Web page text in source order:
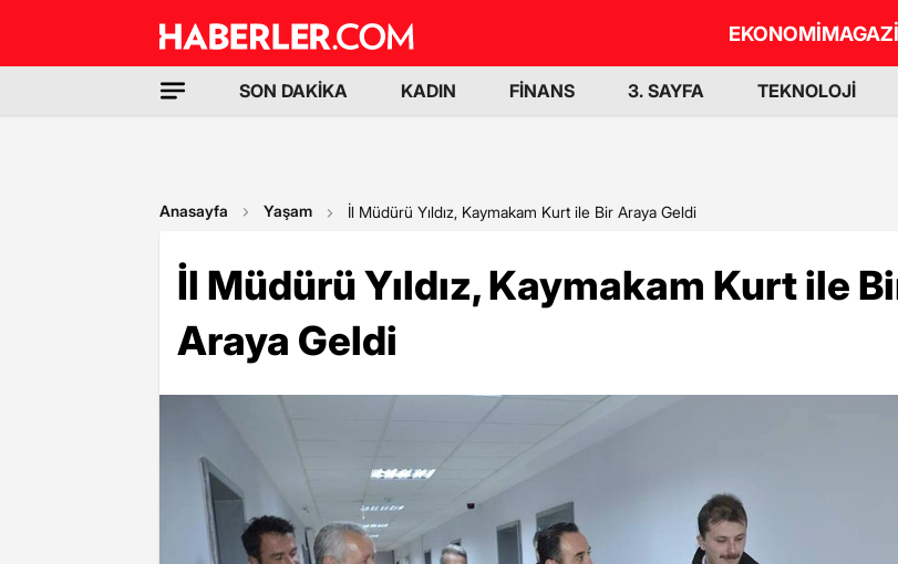
EKONOMİ
SON DAKİKA KADIN FİNANS 3. SAYFA TEKNOLOJİ
Anasayfa Yaşam İl Müdürü Yıldız, Kaymakam Kurt ile Bir Araya Geldi
İl Müdürü Yıldız, Kaymakam Kurt ile
Araya Geldi